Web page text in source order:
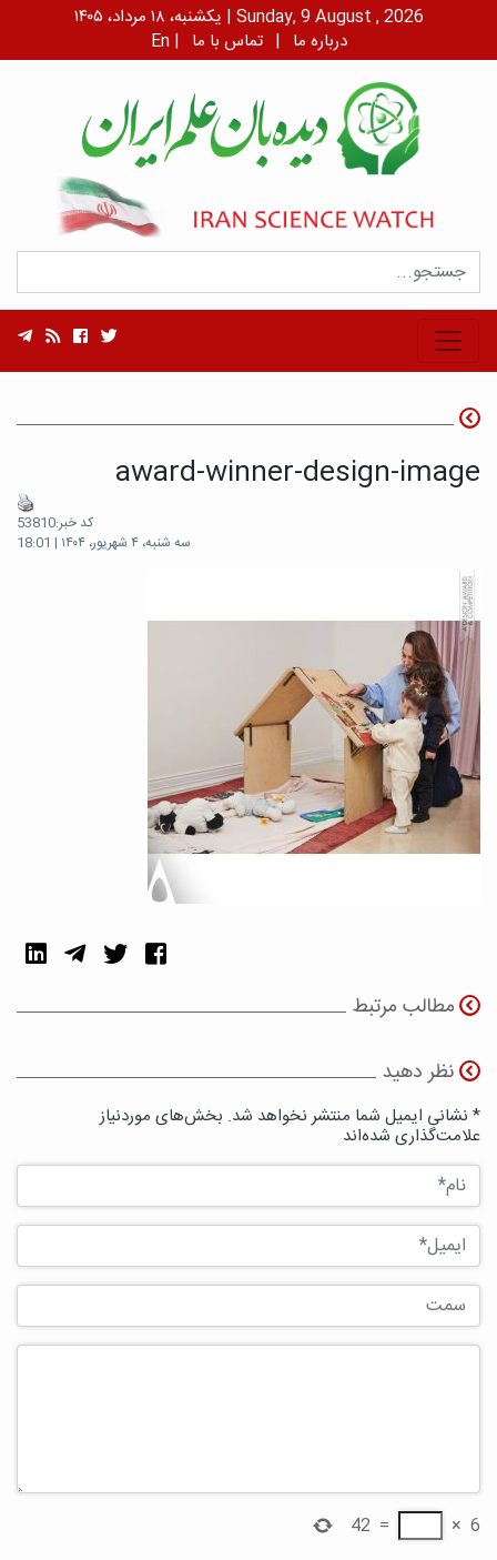
یکشنبه، ۱۸ مرداد، ۱۴۰۵ | Sunday, 9 August , 2026
En | درباره ما | تماس با ما
award-winner-design-image
کد خبر:53810
سه شنبه، ۴ شهریور، ۱۴۰۴ | 18:01
مطالب مرتبط
نظر دهید
* نشانی ایمیل شما منتشر نخواهد شد. بخش‌های موردنیاز
علامت‌گذاری شده‌اند
6
×
=
42